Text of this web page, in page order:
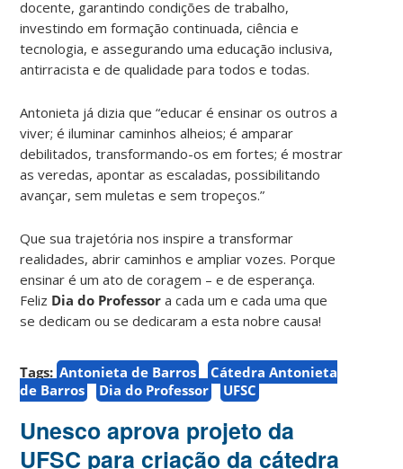
docente, garantindo condições de trabalho,
investindo em formação continuada, ciência e
tecnologia, e assegurando uma educação inclusiva,
antirracista e de qualidade para todos e todas.
Antonieta já dizia que “educar é ensinar os outros a
viver; é iluminar caminhos alheios; é amparar
debilitados, transformando-os em fortes; é mostrar
as veredas, apontar as escaladas, possibilitando
avançar, sem muletas e sem tropeços.”
Que sua trajetória nos inspire a transformar
realidades, abrir caminhos e ampliar vozes. Porque
ensinar é um ato de coragem – e de esperança.
Feliz Dia do Professor a cada um e cada uma que
se dedicam ou se dedicaram a esta nobre causa!
Tags: Antonieta de Barros
Cátedra Antonieta
de Barros
Dia do Professor UFSC
Unesco aprova projeto da
UFSC para criação da cátedra